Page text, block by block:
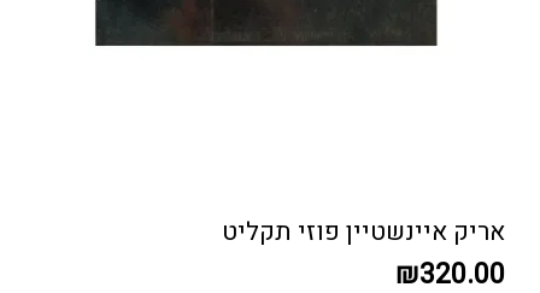
אריק איינשטיין פוזי תקליט
₪320.00